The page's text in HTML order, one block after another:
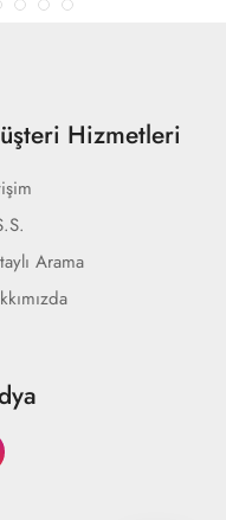
Hizmetleri
Arama